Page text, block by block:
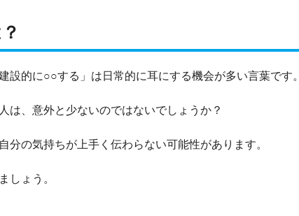
設的に○○する」は日常的に耳にする機会が多い言葉です。
は、意外と少ないのではないでしょうか？
の気持ちが上手く伝わらない可能性があります。
しょう。